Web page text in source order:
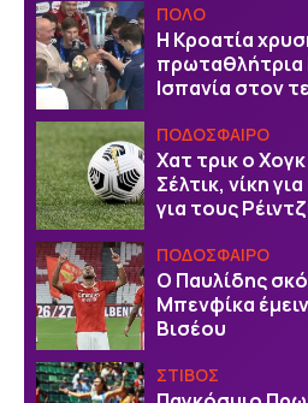
ΠΟΛΟ
Η Κροατία
πρωταθλήτρια
Ισπανία στον
ΠΟΔΟΣΦΑΙΡΟ
Χατ τρικ ο
Σέλτικ, νίκη
για τους
ΠΟΔΟΣΦΑΙΡΟ
Ο Παυλίδης
Μπενφίκα
Βισέου
ΣΤΙΒΟΣ